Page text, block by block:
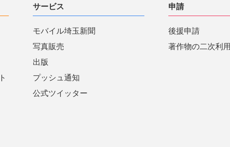
サービス
モバイル埼玉新聞
写真販売
出版
プッシュ通知
公式ツイッター
申請
後援申請
著作物の二次利用